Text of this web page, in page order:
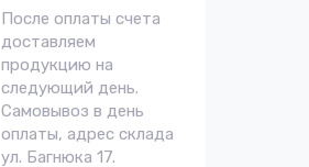
После оплаты счета
доставляем
продукцию на
следующий день.
Самовывоз в день
оплаты, адрес склада
ул. Багнюка 17.